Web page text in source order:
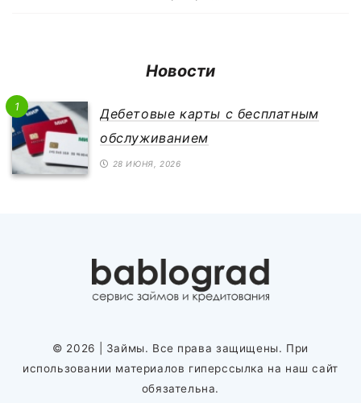
Новости
1
Дебетовые карты с бесплатным
обслуживанием
28 ИЮНЯ, 2026
© 2026
| Займы. Все права защищены. При
использовании материалов гиперссылка на наш сайт
обязательна.